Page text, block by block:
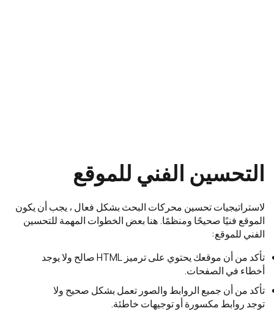
التحسين الفني للموقع
لاستراتيجيات تحسين محركات البحث بشكل فعال ، يجب أن يكون
الموقع فنيًا صحيحًا ومنظمًا. هنا بعض الخطوات المهمة للتحسين
الفني للموقع:
تأكد من أن موقعك يحتوي على ترميز HTML صالح ولا يوجد
أخطاء في الصفحات.
تأكد من أن جميع الروابط والصور تعمل بشكل صحيح ولا
توجد روابط مكسورة أو توجيهات خاطئة.